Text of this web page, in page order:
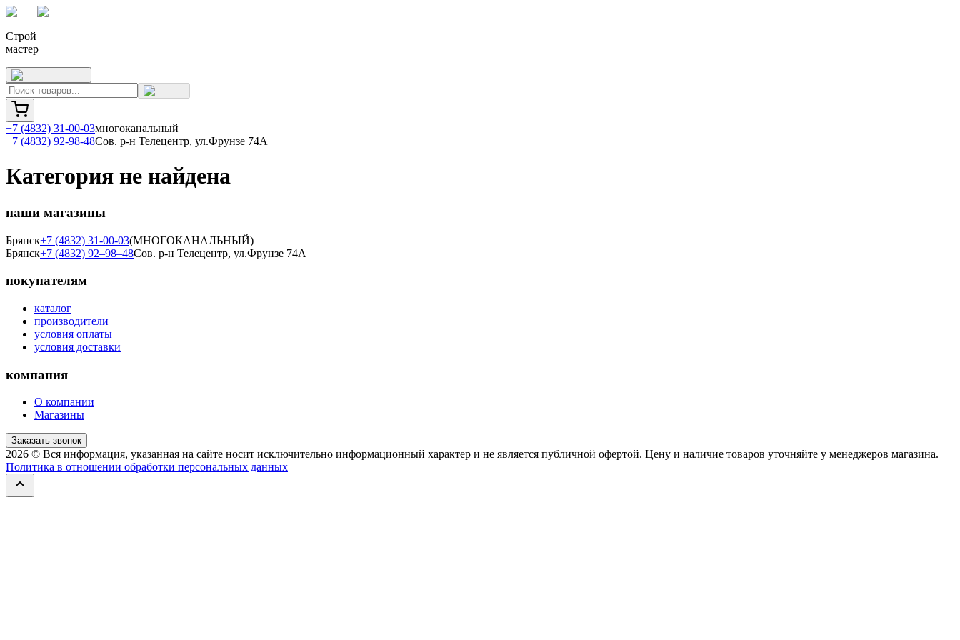
Строй
мастер
+7 (4832) 31-00-03многоканальный
+7 (4832) 92-98-48Сов. р-н Телецентр, ул.Фрунзе 74А
Категория не найдена
наши магазины
Брянск+7 (4832) 31-00-03(МНОГОКАНАЛЬНЫЙ)
Брянск+7 (4832) 92–98–48Сов. р-н Телецентр, ул.Фрунзе 74А
покупателям
каталог
производители
условия оплаты
условия доставки
компания
О компании
Магазины
Заказать звонок
2026 © Вся информация, указанная на сайте носит исключительно информационный характер и не является публичной офертой. Цену и наличие товаров уточняйте у менеджеров магазина.
Политика в отношении обработки персональных данных